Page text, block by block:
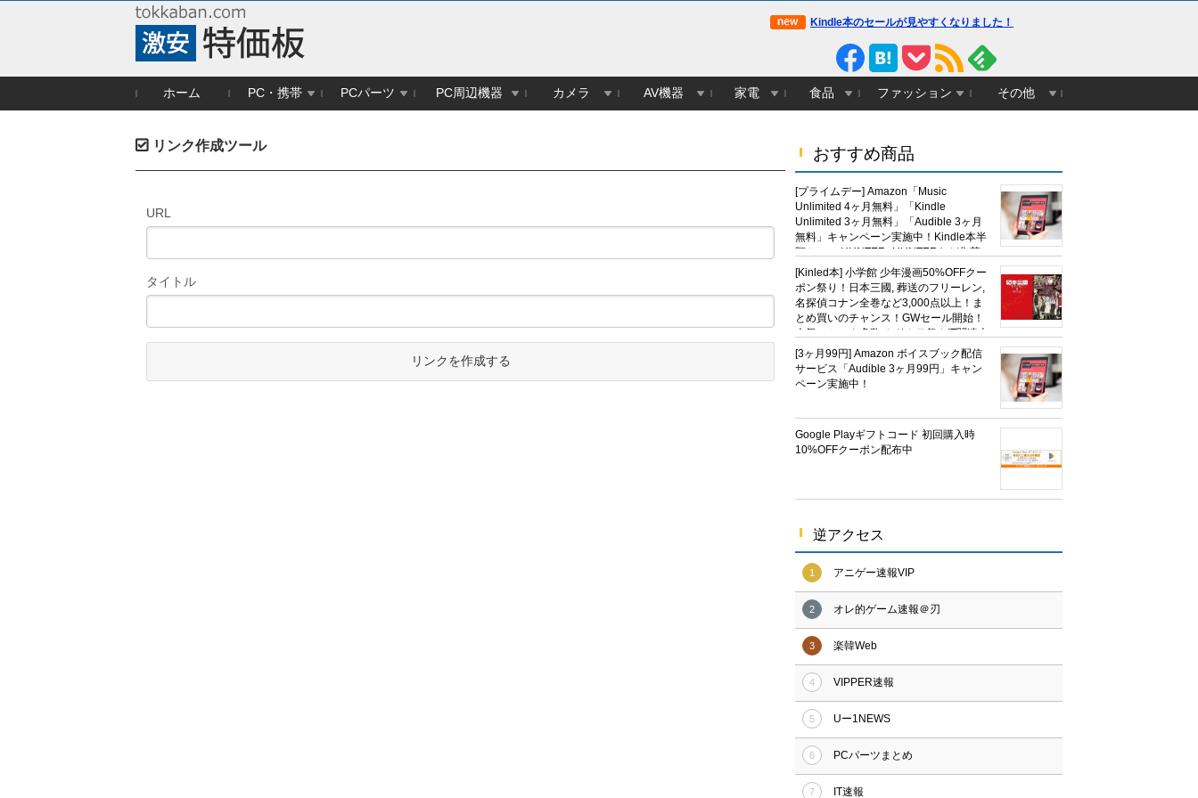
Kindle本のセールが見やすくなりました！
ホーム PC・携帯 PCパーツ PC周辺機器 カメラ AV機器 家電 食品 ファッション その他
おすすめ商品
[プライムデー] Amazon「Music
Unlimited 4ヶ月無料」「Kindle
Unlimited 3ヶ月無料」「Audible 3ヶ月
無料」キャンペーン実施中！Kindle本半
額セール HUNTER×HUNTERなど集英
社、無職転生,幼女戦記など
KADOKAWA、キャプテン翼100円セー
ルも！
[Kinled本] 小学館 少年漫画50%OFFクー
ポン祭り！日本三國, 葬送のフリーレン,
名探偵コナン全巻など3,000点以上！ま
とめ買いのチャンス！GWセール開始！
人気コミック多数 カドカワ祭やIT関連本
がセールに！
[3ヶ月99円] Amazon ボイスブック配信
サービス「Audible 3ヶ月99円」キャン
ペーン実施中！
Google Playギフトコード 初回購入時
10%OFFクーポン配布中
逆アクセス
1 アニゲー速報VIP
2 オレ的ゲーム速報＠刃
3 楽韓Web
4 VIPPER速報
5 Uー1NEWS
6 PCパーツまとめ
7 IT速報
リンク作成ツール
URL
タイトル
リンクを作成する